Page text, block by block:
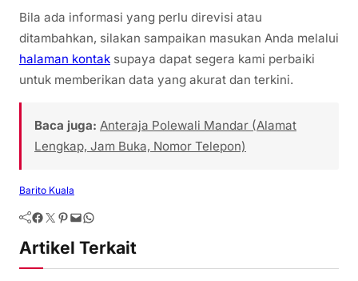
Bila ada informasi yang perlu direvisi atau
ditambahkan, silakan sampaikan masukan Anda melalui
halaman kontak supaya dapat segera kami perbaiki
untuk memberikan data yang akurat dan terkini.
Baca juga: Anteraja Polewali Mandar (Alamat
Lengkap, Jam Buka, Nomor Telepon)
Barito Kuala
Artikel Terkait